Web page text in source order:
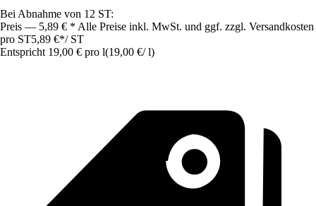
Bei Abnahme von 12 ST:
Preis — 5,89 € * Alle Preise inkl. MwSt. und ggf. zzgl. Versandkosten
pro ST5,89 €*/ ST
Entspricht 19,00 € pro l(19,00 €/ l)